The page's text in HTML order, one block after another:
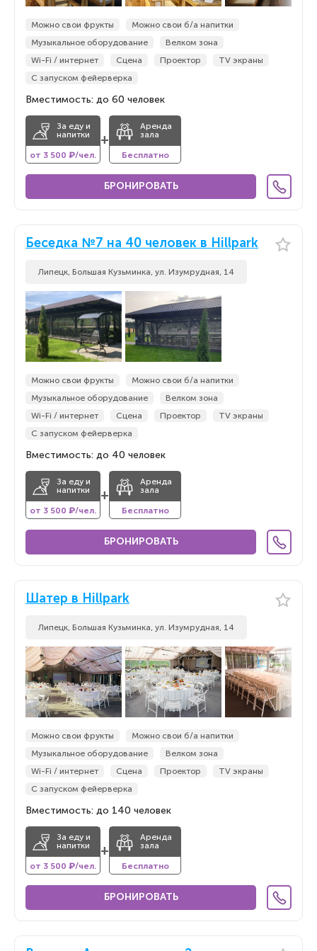
Можно свои фрукты
Можно свои б/а напитки
Музыкальное оборудование
Велком зона
Wi-Fi / интернет
Сцена Проектор
TV экраны
С запуском фейерверка
Вместимость: до 60 человек
За еду и
напитки
от 3 500 ₽/чел.
+
Аренда
зала
Бесплатно
БРОНИРОВАТЬ
Беседка №7 на 40 человек в Hillpark
Липецк, Большая Кузьминка, ул. Изумрудная, 14
Можно свои фрукты
Можно свои б/а напитки
Музыкальное оборудование
Велком зона
Wi-Fi / интернет
Сцена Проектор
TV экраны
С запуском фейерверка
Вместимость: до 40 человек
За еду и
напитки
от 3 500 ₽/чел.
+
Аренда
зала
Бесплатно
БРОНИРОВАТЬ
Шатер в Hillpark
Липецк, Большая Кузьминка, ул. Изумрудная, 14
Можно свои фрукты
Можно свои б/а напитки
Музыкальное оборудование
Велком зона
Wi-Fi / интернет
Сцена Проектор
TV экраны
С запуском фейерверка
Вместимость: до 140 человек
За еду и
напитки
от 3 500 ₽/чел.
+
Аренда
зала
Бесплатно
БРОНИРОВАТЬ